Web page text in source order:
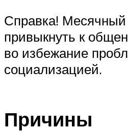
Справка!
привыкнуть к
во избежание
социализацией.
Причины